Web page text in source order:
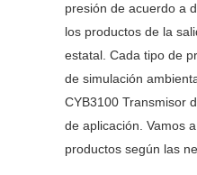
presión de acuerdo a
los productos de la
estatal. Cada tipo de
de simulación
CYB3100 Transmisor
de aplicación. Vamos
productos según las